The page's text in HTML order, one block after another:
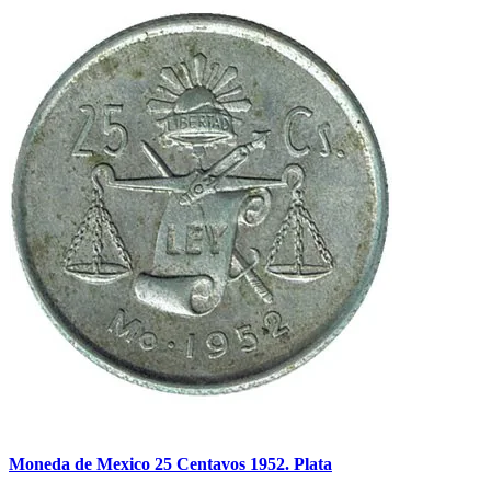
Moneda de Mexico 25 Centavos 1952. Plata